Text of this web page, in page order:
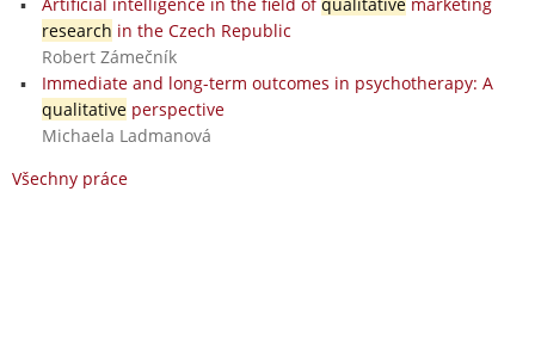
research in the Czech Republic
Robert Zámečník
Immediate and long-term outcomes in psychotherapy: A
qualitativeperspective
Michaela Ladmanová
Všechny práce